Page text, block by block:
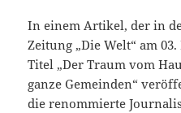
In einem Artikel, der in
Zeitung „Die Welt“ am
Titel „Der Traum vom
ganze Gemeinden“
die renommierte